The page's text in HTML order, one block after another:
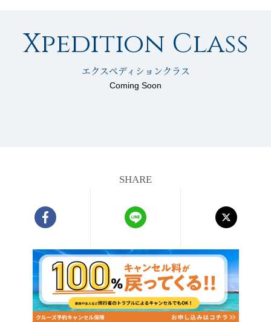
Xpedition Class
エクスぺディションクラス
Coming Soon
SHARE